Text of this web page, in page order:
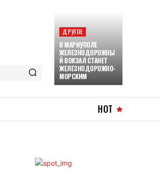
ДРУГОЕ
В МАРИУПОЛЕ
ЖЕЛЕЗНОДОРОЖНЫ
Й ВОКЗАЛ СТАНЕТ
ЖЕЛЕЗНОДОРОЖНО-
МОРСКИМ
HOT